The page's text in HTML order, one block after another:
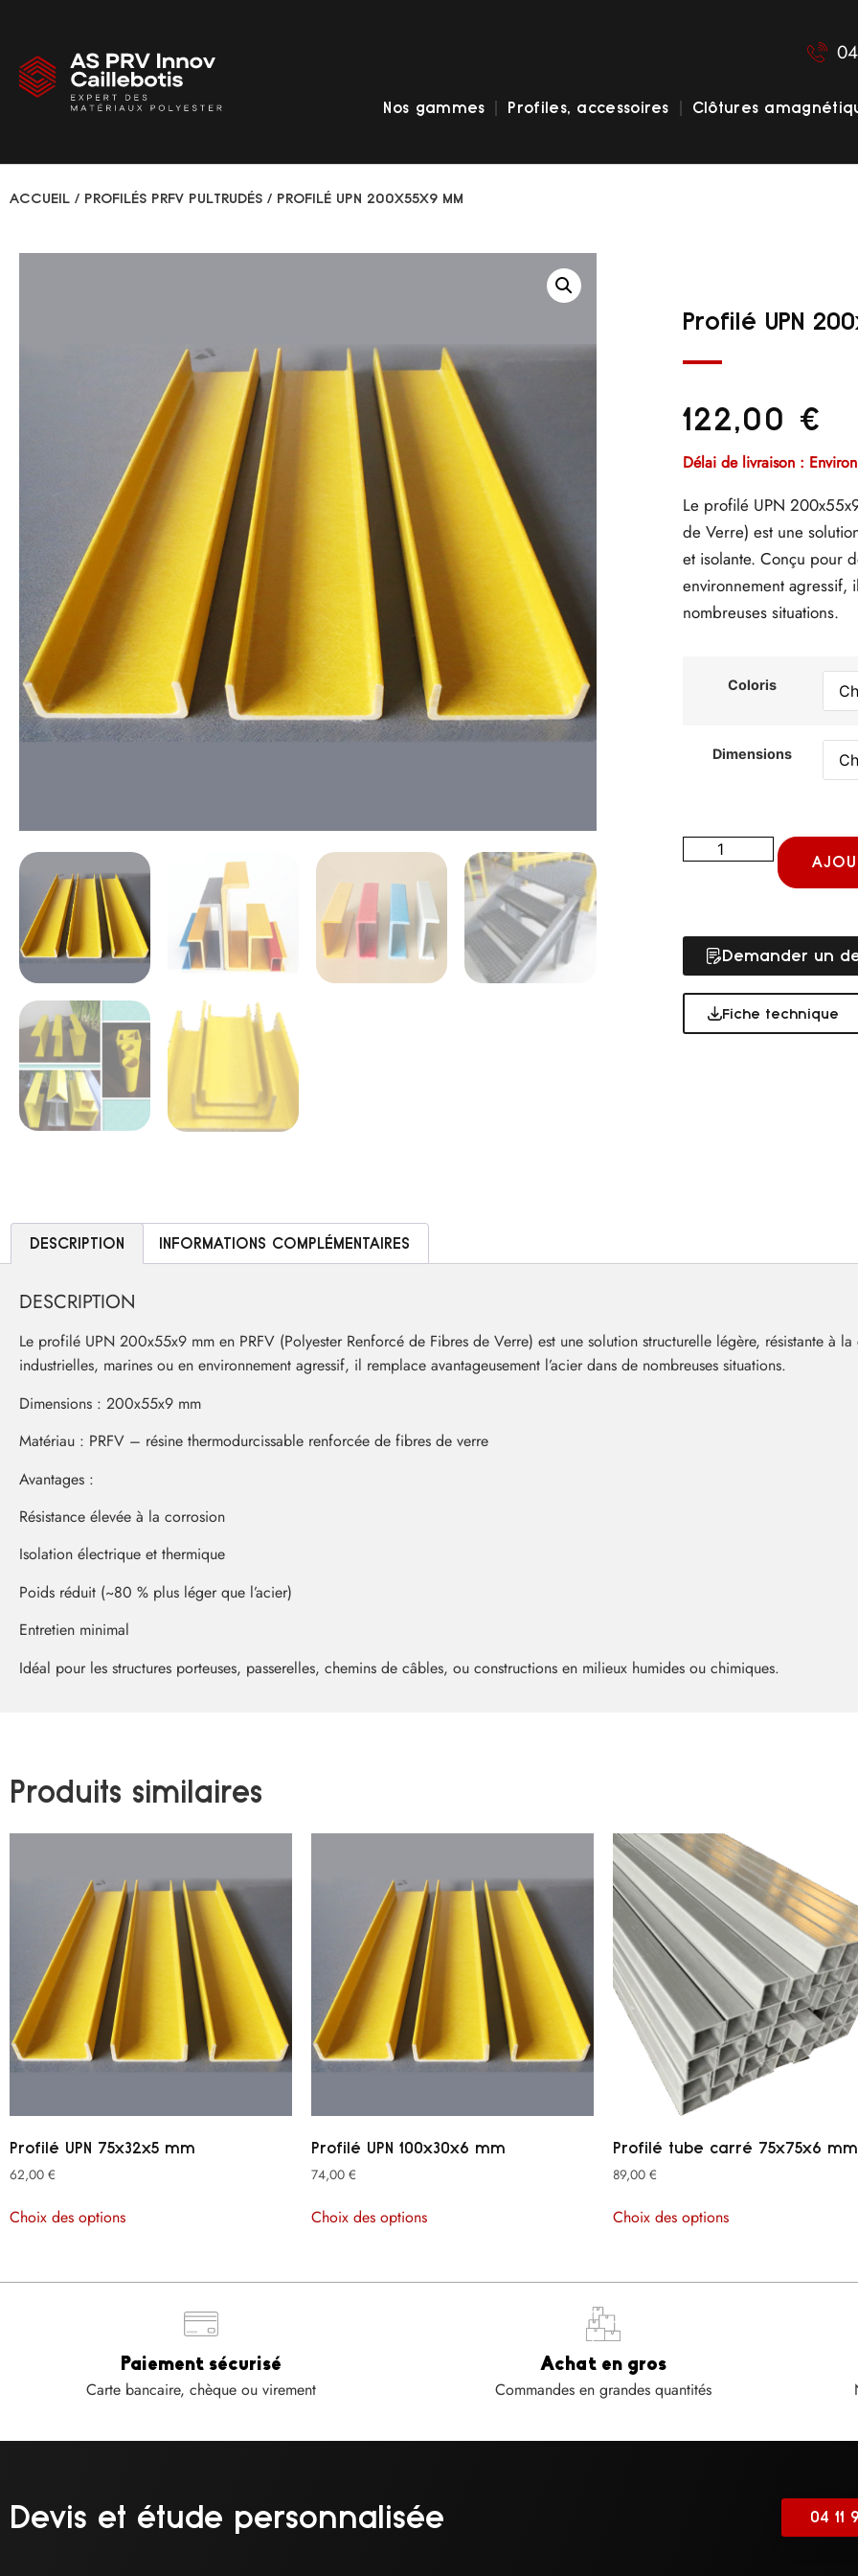
Nos gammes Profiles, accessoires Clôtures
ACCUEIL / PROFILÉS PRFV PULTRUDÉS / PROFILÉ UPN 200X55X9 MM
Profilé UPN
122,00 €
Délai de livraison :
Le profilé UPN
de Verre) est une
et isolante. Conçu pour
environnement agressif,
nombreuses situations.
Coloris
Dimensions
Demander un
Fiche technique
DESCRIPTION INFORMATIONS COMPLÉMENTAIRES
DESCRIPTION
Le profilé UPN 200x55x9 mm en PRFV (Polyester Renforcé de Fibres de Verre) est une solution structurelle légère, résistante à
industrielles, marines ou en environnement agressif, il remplace avantageusement l’acier dans de nombreuses situations.
Dimensions : 200x55x9 mm
Matériau : PRFV – résine thermodurcissable renforcée de fibres de verre
Avantages :
Résistance élevée à la corrosion
Isolation électrique et thermique
Poids réduit (~80 % plus léger que l’acier)
Entretien minimal
Idéal pour les structures porteuses, passerelles, chemins de câbles, ou constructions en milieux humides ou chimiques.
Produits similaires
Profilé UPN 75x32x5 mm
62,00 €
Choix des options
Profilé UPN 100x30x6 mm
74,00 €
Choix des options
Profilé tube carré 75x75x6 mm
89,00 €
Choix des options
Paiement sécurisé
Carte bancaire, chèque ou virement
Achat en gros​
Commandes en grandes quantités
Devis et étude personnalisée 04 11